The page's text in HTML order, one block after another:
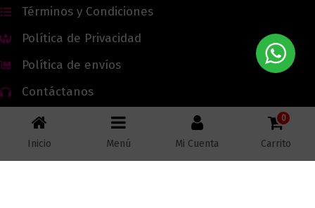
Términos y Condiciones
Política de Privacidad
Política de envíos
Contáctanos
Todos los derechos reservados © 2026 Lectores.co |
Inicio Menú Mi Cuenta
0
Carrito